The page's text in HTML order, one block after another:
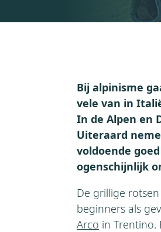
Bij alpinisme
vele van in
In de Alpen en
Uiteraard
voldoende
ogenschijnlijk
De grillige
beginners als
Arco in Trentino.